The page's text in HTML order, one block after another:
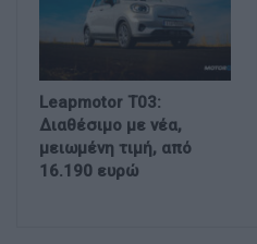
Leapmotor T03:
Διαθέσιμο με νέα,
μειωμένη τιμή, από
16.190 ευρώ